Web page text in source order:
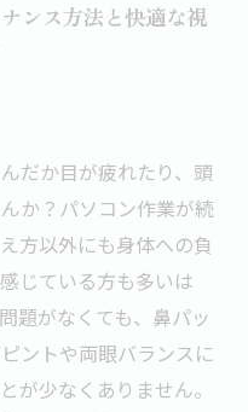
ンス方法と快適な視
だか目が疲れたり、頭
か？パソコン作業が続
方以外にも身体への負
じている方も多いは
題がなくても、鼻パッ
ントや両眼バランスに
が少なくありません。